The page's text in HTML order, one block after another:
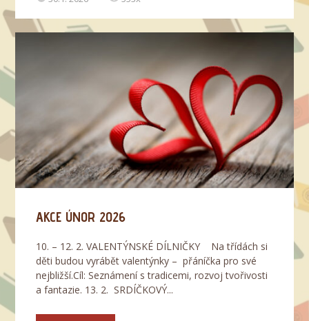
AKCE ÚNOR 2026
10. – 12. 2. VALENTÝNSKÉ DÍLNIČKY Na třídách si
děti budou vyrábět valentýnky – přáníčka pro své
nejbližší.Cíl: Seznámení s tradicemi, rozvoj tvořivosti
a fantazie. 13. 2. SRDÍČKOVÝ...